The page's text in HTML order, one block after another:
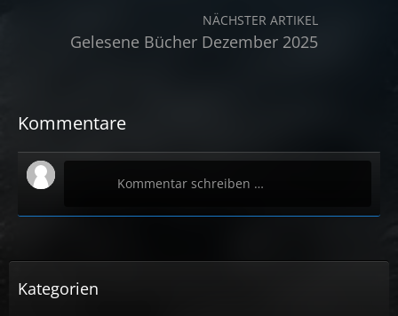
NÄCHSTER ARTIKEL
Gelesene Bücher Dezember 2025
Kommentare
Kommentar schreiben …
Kategorien